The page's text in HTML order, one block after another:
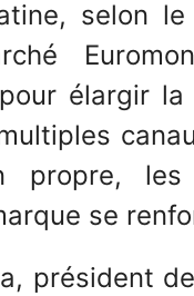
selon
élargir
propre,
se
président